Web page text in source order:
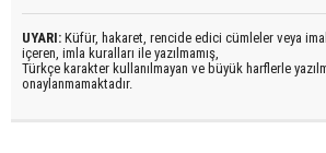
UYARI: Küfür, hakaret, rencide edici cümleler veya
içeren, imla kuralları ile yazılmamış,
Türkçe karakter kullanılmayan ve büyük harflerle
onaylanmamaktadır.